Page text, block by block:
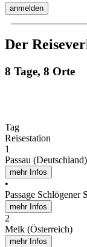
anmelden
Der
8 Tage, 8 Orte
Tag
Reisestation
1
Passau (Deutschland)
mehr Infos
•
Passage Schlögener
mehr Infos
2
Melk (Österreich)
mehr Infos